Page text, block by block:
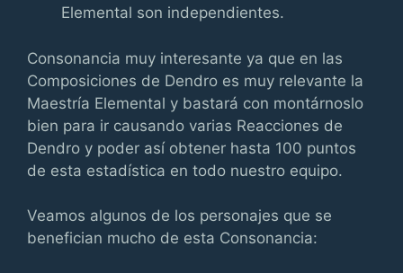
Elemental son independientes.
Consonancia muy interesante ya que en las
Composiciones de Dendro es muy relevante la
Maestría Elemental y bastará con montárnoslo
bien para ir causando varias Reacciones de
Dendro y poder así obtener hasta 100 puntos
de esta estadística en todo nuestro equipo.
Veamos algunos de los personajes que se
benefician mucho de esta Consonancia: